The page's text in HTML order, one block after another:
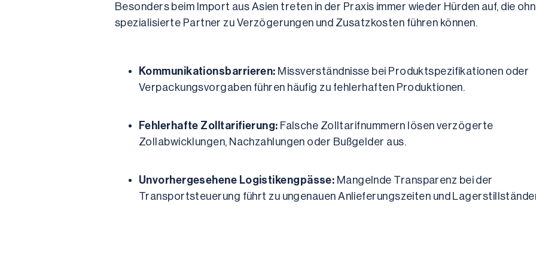
Besonders beim Import aus Asien treten in der Praxis immer wieder Hürden auf, die
spezialisierte Partner zu Verzögerungen und Zusatzkosten führen können.
Kommunikationsbarrieren: Missverständnisse bei Produktspezifikationen oder
Verpackungsvorgaben führen häufig zu fehlerhaften Produktionen.
Fehlerhafte Zolltarifierung: Falsche Zolltarifnummern lösen verzögerte
Zollabwicklungen, Nachzahlungen oder Bußgelder aus.
Unvorhergesehene Logistikengpässe: Mangelnde Transparenz bei der
Transportsteuerung führt zu ungenauen Anlieferungszeiten und